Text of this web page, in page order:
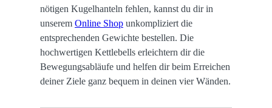
nötigen Kugelhanteln fehlen, kannst du dir in
unserem Online Shop unkompliziert die
entsprechenden Gewichte bestellen. Die
hochwertigen Kettlebells erleichtern dir die
Bewegungsabläufe und helfen dir beim Erreichen
deiner Ziele ganz bequem in deinen vier Wänden.